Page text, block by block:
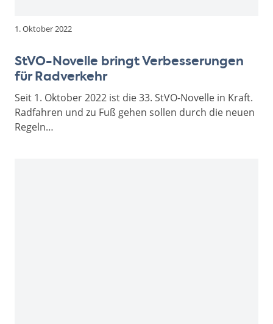
1. Oktober 2022
StVO-Novelle bringt Verbesserungen
für Radverkehr
Seit 1. Oktober 2022 ist die 33. StVO-Novelle in Kraft.
Radfahren und zu Fuß gehen sollen durch die neuen
Regeln…